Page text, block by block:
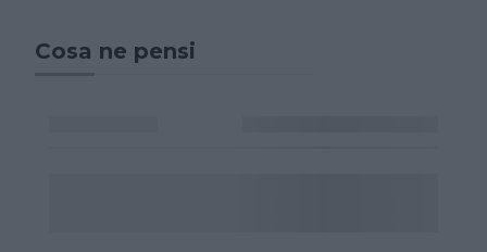
Cosa ne pensi